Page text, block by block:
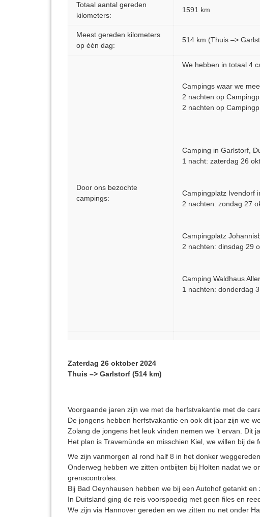
Totaal aantal gereden
kilometers:
1591 km
Meest gereden kilometers
op één dag:
514 km (Thuis –>
Door ons bezochte
campings:
We hebben in totaal 4
Campings waar we
2 nachten op
2 nachten op
Camping in Garlstorf,
1 nacht: zaterdag 26
Campingplatz Ivendorf
2 nachten: zondag 27
Campingplatz
2 nachten: dinsdag 29
Camping Waldhaus
1 nachten: donderdag
Zaterdag 26 oktober 2024
Thuis –> Garlstorf (514 km)
Voorgaande jaren zijn we met de herfstvakantie met de
De jongens hebben herfstvakantie en ook dit jaar zijn we
Zolang de jongens het leuk vinden nemen we ’t ervan. Dit
Het plan is Travemünde en misschien Kiel, we willen bij
We zijn vanmorgen al rond half 8 in het donker
Onderweg hebben we zitten ontbijten bij Holten nadat we
grenscontroles.
Bij Bad Oeynhausen hebben we bij een Autohof getankt en
In Duitsland ging de reis voorspoedig met geen files en
We zijn via Hannover gereden en we zitten nu net onder